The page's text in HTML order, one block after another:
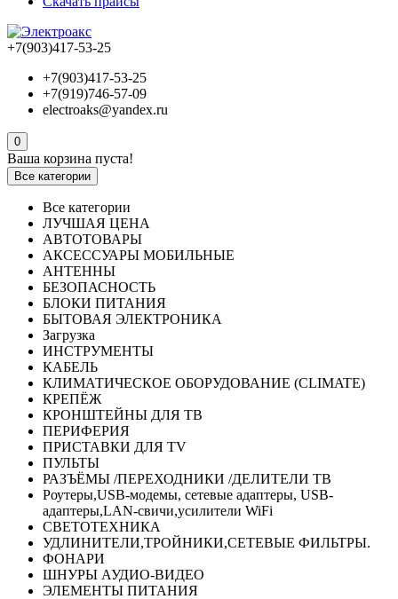
+7(903)417-53-25
+7(903)417-53-25
+7(919)746-57-09
electroaks@yandex.ru
0
Ваша корзина пуста!
Все категории
Все категории
ЛУЧШАЯ ЦЕНА
АВТОТОВАРЫ
АКСЕССУАРЫ МОБИЛЬНЫЕ
АНТЕННЫ
БЕЗОПАСНОСТЬ
БЛОКИ ПИТАНИЯ
БЫТОВАЯ ЭЛЕКТРОНИКА
Загрузка
ИНСТРУМЕНТЫ
КАБЕЛЬ
КЛИМАТИЧЕСКОЕ ОБОРУДОВАНИЕ (CLIMATE)
КРЕПЁЖ
КРОНШТЕЙНЫ ДЛЯ ТВ
ПЕРИФЕРИЯ
ПРИСТАВКИ ДЛЯ TV
ПУЛЬТЫ
РАЗЪЁМЫ /ПЕРЕХОДНИКИ /ДЕЛИТЕЛИ ТВ
Роутеры,USB-модемы, сетевые адаптеры, USB-
адаптеры,LAN-свичи,усилители WiFi
СВЕТОТЕХНИКА
УДЛИНИТЕЛИ,ТРОЙНИКИ,СЕТЕВЫЕ ФИЛЬТРЫ.
ФОНАРИ
ШНУРЫ АУДИО-ВИДЕО
ЭЛЕМЕНТЫ ПИТАНИЯ